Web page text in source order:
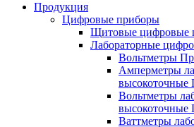
Продукция
Цифровые приборы
Щитовые цифровые
Лабораторные
Вольтметры
Амперметры
Вольтметры
Ваттметры